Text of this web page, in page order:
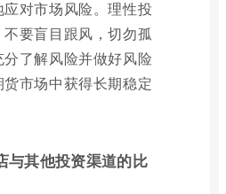
对市场风险。理性投
要盲目跟风，切勿孤
了解风险并做好风险
市场中获得长期稳定
与其他投资渠道的比